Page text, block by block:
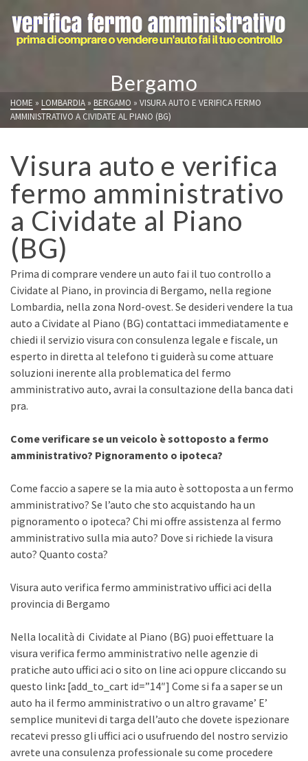
Bergamo
HOME » LOMBARDIA » BERGAMO » VISURA AUTO E VERIFICA FERMO
AMMINISTRATIVO A CIVIDATE AL PIANO (BG)
Visura auto e verifica
fermo amministrativo
a Cividate al Piano
(BG)
Prima di comprare vendere un auto fai il tuo controllo a
Cividate al Piano, in provincia di Bergamo, nella regione
Lombardia, nella zona Nord-ovest. Se desideri vendere la tua
auto a Cividate al Piano (BG) contattaci immediatamente e
chiedi il servizio visura con consulenza legale e fiscale, un
esperto in diretta al telefono ti guiderà su come attuare
soluzioni inerente alla problematica del fermo
amministrativo auto, avrai la consultazione della banca dati
pra.
Come verificare se un veicolo è sottoposto a fermo
amministrativo? Pignoramento o ipoteca?
Come faccio a sapere se la mia auto è sottoposta a un fermo
amministrativo? Se l’auto che sto acquistando ha un
pignoramento o ipoteca? Chi mi offre assistenza al fermo
amministrativo sulla mia auto? Dove si richiede la visura
auto? Quanto costa?
Visura auto verifica fermo amministrativo uffici aci della
provincia di Bergamo
Nella località di Cividate al Piano (BG) puoi effettuare la
visura verifica fermo amministrativo nelle agenzie di
pratiche auto uffici aci o sito on line aci oppure cliccando su
questo link: [add_to_cart id=”14″] Come si fa a saper se un
auto ha il fermo amministrativo o un altro gravame’ E’
semplice munitevi di targa dell’auto che dovete ispezionare
recatevi presso gli uffici aci o usufruendo del nostro servizio
avrete una consulenza professionale su come procedere